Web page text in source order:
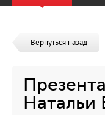
Вернуться назад
Натальи